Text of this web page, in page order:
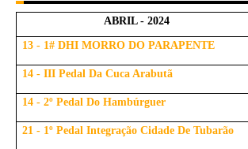
ABRIL - 2024
13 - 1# DHI MORRO DO PARAPENTE
14 - III Pedal Da Cuca Arabutã
14 - 2º Pedal Do Hambúrguer
21 - 1º Pedal Integração Cidade De Tubarão